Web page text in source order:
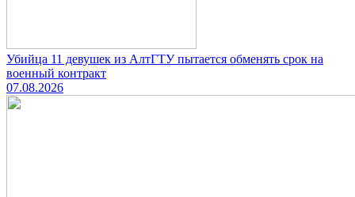
Убийца 11 девушек из АлтГТУ пытается обменять срок на
военный контракт
07.08.2026